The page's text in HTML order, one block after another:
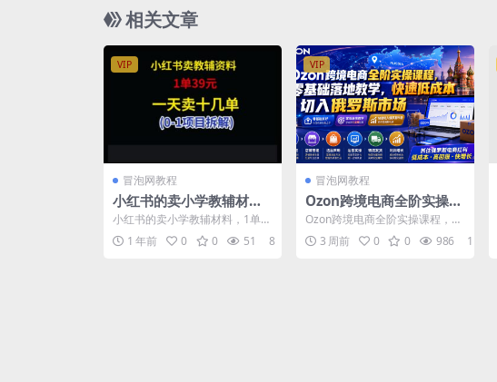
相关文章
VIP
冒泡网教程
小红书的卖小学教辅材
料，1单39，1天十几单
小红书的卖小学教辅材料，1单3
9，1天十几单 课程简介： 这样
的项目早已火了好多...
1 年前 0 0 51 8
VIP
冒泡网教程
Ozon跨境电商全阶实操课
程，零基础落地教学，快
速低成本切入俄罗斯市场
Ozon跨境电商全阶实操课程，零
基础落地教学，快速低成本切入
俄罗斯市场 课程介绍...
3 周前 0 0 986 1